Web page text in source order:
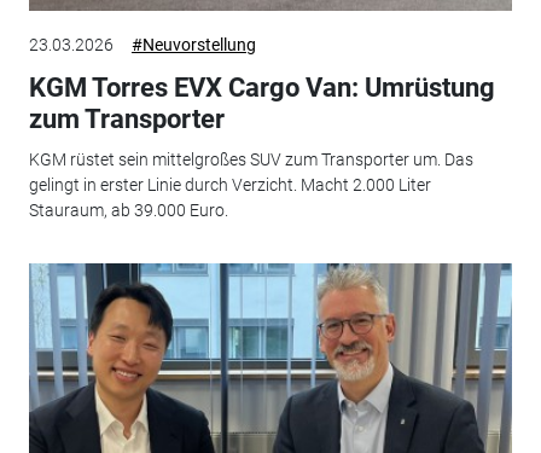
23.03.2026 #Neuvorstellung
KGM Torres EVX Cargo Van: Umrüstung
zum Transporter
KGM rüstet sein mittelgroßes SUV zum Transporter um. Das
gelingt in erster Linie durch Verzicht. Macht 2.000 Liter
Stauraum, ab 39.000 Euro.